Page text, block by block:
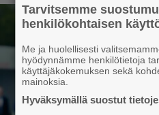
Tarvitsemme
henkilökohtaisen
Me ja huolellisesti
hyödynnämme henkilötietoja
käyttäjäkokemuksen sekä
mainoksia.
Hyväksymällä suostut